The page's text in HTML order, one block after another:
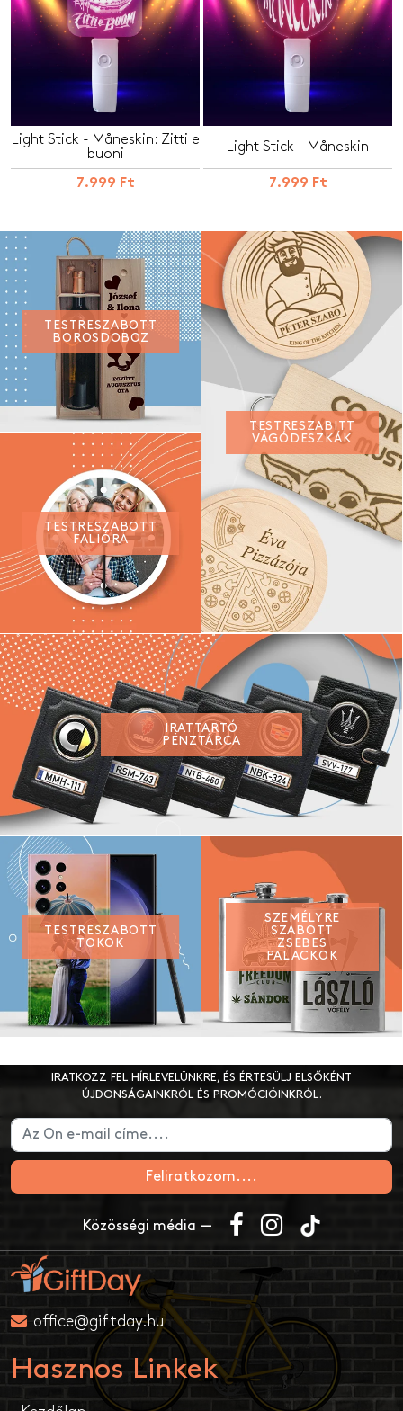
Light Stick - Måneskin: Zitti e
buoni
7.999 Ft
Light Stick - Måneskin
7.999 Ft
TESTRESZABOTT
BOROSDOBOZ
TESTRESZABITT
VÁGÓDESZKÁK
TESTRESZABOTT
FALIÓRA
IRATTARTÓ
PÉNZTÁRCA
TESTRESZABOTT
TOKOK
SZEMÉLYRE
SZABOTT
ZSEBES
PALACKOK
IRATKOZZ FEL HÍRLEVELÜNKRE, ÉS ÉRTESÜLJ ELSŐKÉNT
ÚJDONSÁGAINKRÓL ÉS PROMÓCIÓINKRÓL.
Feliratkozom....
Közösségi média —
office@giftday.hu
Hasznos Linkek